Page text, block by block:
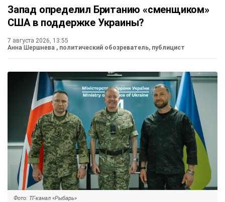
Запад определил Британию «сменщиком»
США в поддержке Украины?
7 августа 2026, 13:55
Анна Шершнева , политический обозреватель, публицист
Фото: ТГ-канал «Рыбарь»